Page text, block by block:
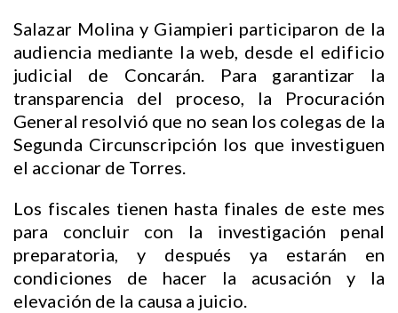
Salazar Molina y Giampieri participaron de la
audiencia mediante la web, desde el edificio
judicial de Concarán. Para garantizar la
transparencia del proceso, la Procuración
General resolvió que no sean los colegas de la
Segunda Circunscripción los que investiguen
el accionar de Torres.
Los fiscales tienen hasta finales de este mes
para concluir con la investigación penal
preparatoria, y después ya estarán en
condiciones de hacer la acusación y la
elevación de la causa a juicio.